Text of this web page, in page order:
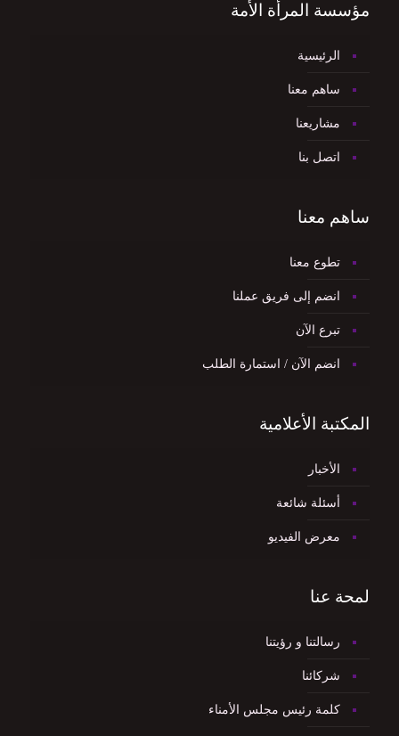
مؤسسة المرأة الأمة
الرئيسية
ساهم معنا
مشاريعنا
اتصل بنا
ساهم معنا
تطوع معنا
انضم إلى فريق عملنا
تبرع الآن
انضم الآن / استمارة الطلب
المكتبة الأعلامية
الأخبار
أسئلة شائعة
معرض الفيديو
لمحة عنا
رسالتنا و رؤيتنا
شركائنا
كلمة رئيس مجلس الأمناء